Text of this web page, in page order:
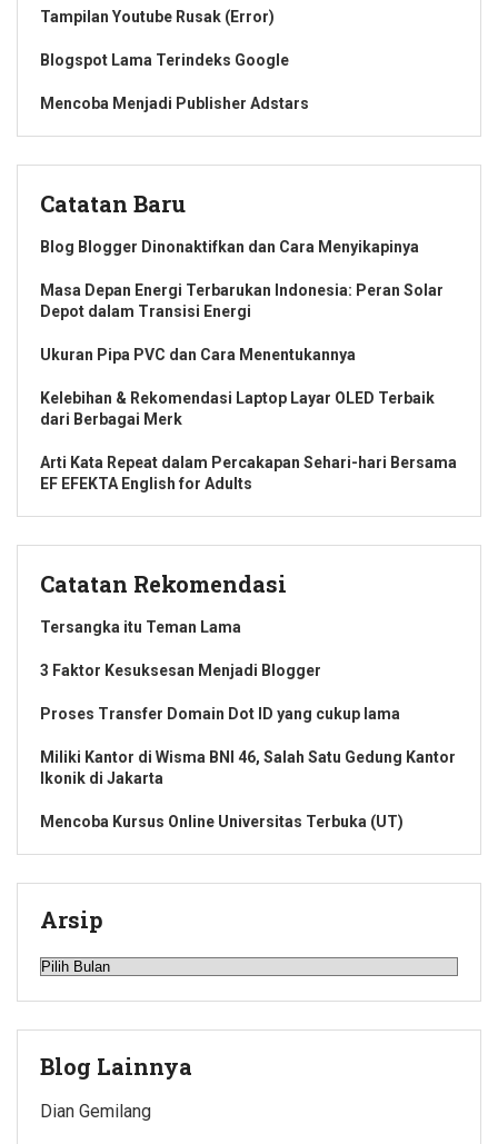
Tampilan Youtube Rusak (Error)
Blogspot Lama Terindeks Google
Mencoba Menjadi Publisher Adstars
Catatan Baru
Blog Blogger Dinonaktifkan dan Cara Menyikapinya
Masa Depan Energi Terbarukan Indonesia: Peran Solar
Depot dalam Transisi Energi
Ukuran Pipa PVC dan Cara Menentukannya
Kelebihan & Rekomendasi Laptop Layar OLED Terbaik
dari Berbagai Merk
Arti Kata Repeat dalam Percakapan Sehari-hari Bersama
EF EFEKTA English for Adults
Catatan Rekomendasi
Tersangka itu Teman Lama
3 Faktor Kesuksesan Menjadi Blogger
Proses Transfer Domain Dot ID yang cukup lama
Miliki Kantor di Wisma BNI 46, Salah Satu Gedung Kantor
Ikonik di Jakarta
Mencoba Kursus Online Universitas Terbuka (UT)
Arsip
Arsip
Blog Lainnya
Dian Gemilang